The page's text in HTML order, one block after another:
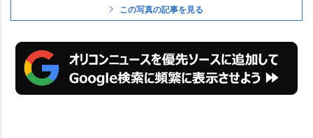
この写真の記事を見る